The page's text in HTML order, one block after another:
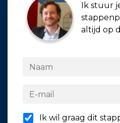
Ik stuur
altijd op
Ik wil graag dit